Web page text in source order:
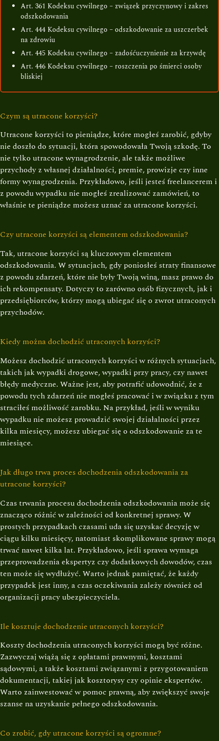
Art. 361 Kodeksu cywilnego – związek przyczynowy i zakres
odszkodowania
Art. 444 Kodeksu cywilnego – odszkodowanie za uszczerbek
na zdrowiu
Art. 445 Kodeksu cywilnego – zadośćuczynienie za krzywdę
Art. 446 Kodeksu cywilnego – roszczenia po śmierci osoby
bliskiej
Czym są utracone korzyści?
Utracone korzyści to pieniądze, które mogłeś zarobić, gdyby
nie doszło do sytuacji, która spowodowała Twoją szkodę. To
nie tylko utracone wynagrodzenie, ale także możliwe
przychody z własnej działalności, premie, prowizje czy inne
formy wynagrodzenia. Przykładowo, jeśli jesteś freelancerem i
z powodu wypadku nie mogłeś zrealizować zamówień, to
właśnie te pieniądze możesz uznać za utracone korzyści.
Czy utracone korzyści są elementem odszkodowania?
Tak, utracone korzyści są kluczowym elementem
odszkodowania. W sytuacjach, gdy poniosłeś straty finansowe
z powodu zdarzeń, które nie były Twoją winą, masz prawo do
ich rekompensaty. Dotyczy to zarówno osób fizycznych, jak i
przedsiębiorców, którzy mogą ubiegać się o zwrot utraconych
przychodów.
Kiedy można dochodzić utraconych korzyści?
Możesz dochodzić utraconych korzyści w różnych sytuacjach,
takich jak wypadki drogowe, wypadki przy pracy, czy nawet
błędy medyczne. Ważne jest, aby potrafić udowodnić, że z
powodu tych zdarzeń nie mogłeś pracować i w związku z tym
straciłeś możliwość zarobku. Na przykład, jeśli w wyniku
wypadku nie możesz prowadzić swojej działalności przez
kilka miesięcy, możesz ubiegać się o odszkodowanie za te
miesiące.
Jak długo trwa proces dochodzenia odszkodowania za
utracone korzyści?
Czas trwania procesu dochodzenia odszkodowania może się
znacząco różnić w zależności od konkretnej sprawy. W
prostych przypadkach czasami uda się uzyskać decyzję w
ciągu kilku miesięcy, natomiast skomplikowane sprawy mogą
trwać nawet kilka lat. Przykładowo, jeśli sprawa wymaga
przeprowadzenia ekspertyz czy dodatkowych dowodów, czas
ten może się wydłużyć. Warto jednak pamiętać, że każdy
przypadek jest inny, a czas oczekiwania zależy również od
organizacji pracy ubezpieczyciela.
Ile kosztuje dochodzenie utraconych korzyści?
Koszty dochodzenia utraconych korzyści mogą być różne.
Zazwyczaj wiążą się z opłatami prawnymi, kosztami
sądowymi, a także kosztami związanymi z przygotowaniem
dokumentacji, takiej jak kosztorysy czy opinie ekspertów.
Warto zainwestować w pomoc prawną, aby zwiększyć swoje
szanse na uzyskanie pełnego odszkodowania.
Co zrobić, gdy utracone korzyści są ogromne?